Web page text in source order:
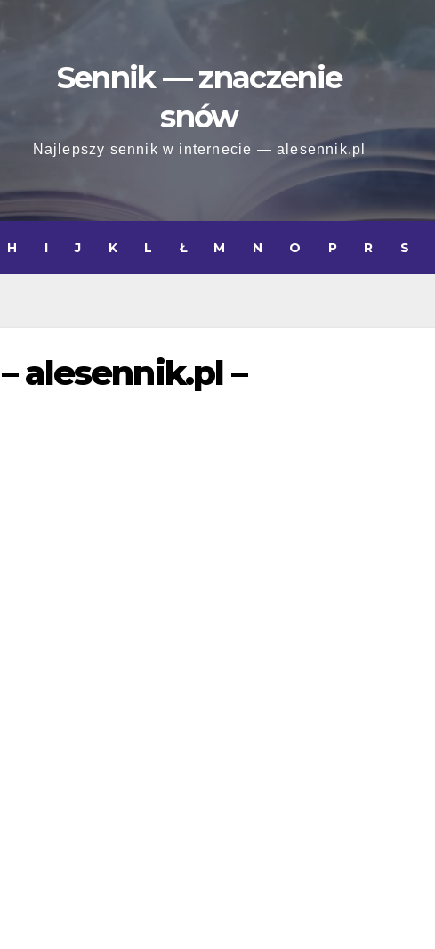
Sennik — znaczenie
snów
Najlepszy sennik w internecie — alesennik.pl
H I J K L Ł M N O P R S
alesennik.pl –